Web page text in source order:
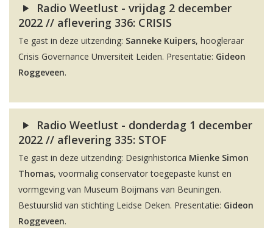
Radio Weetlust - vrijdag 2 december
2022 // aflevering 336: CRISIS
Te gast in deze uitzending: Sanneke Kuipers, hoogleraar
Crisis Governance Unversiteit Leiden. Presentatie: Gideon
Roggeveen.
Radio Weetlust - donderdag 1 december
2022 // aflevering 335: STOF
Te gast in deze uitzending: Designhistorica Mienke Simon
Thomas, voormalig conservator toegepaste kunst en
vormgeving van Museum Boijmans van Beuningen.
Bestuurslid van stichting Leidse Deken. Presentatie: Gideon
Roggeveen.